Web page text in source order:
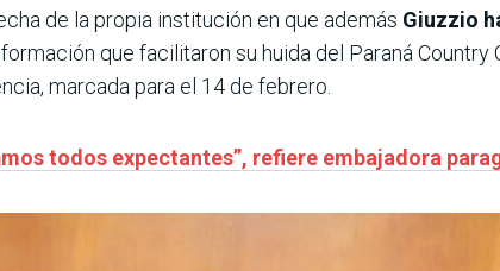
de la propia institución en que además Giuzzio
que facilitaron su huida del Paraná Country
marcada para el 14 de febrero.
todos expectantes”, refiere embajadora